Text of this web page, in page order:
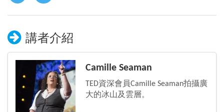
講者介紹
Camille Seaman
TED資深會員Camille Seaman拍攝廣
大的冰山及雲層。